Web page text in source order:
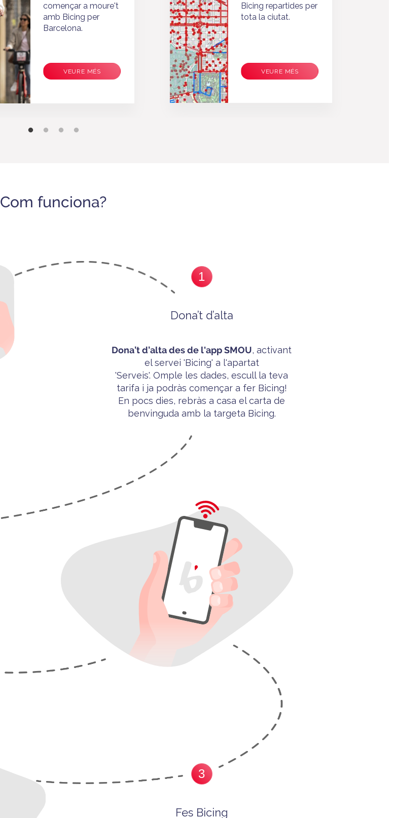
començar a moure't
amb Bicing per
Barcelona.
VEURE MÉS
Bicing repartides per
tota la ciutat.
VEURE MÉS
Com funciona?
1
Dona’t d’alta
Dona’td’alta des de l'app SMOU, activant
el servei 'Bicing' a l'apartat
'Serveis'. Omple les dades, escull la teva
tarifa i ja podràs començar a fer Bicing!
En pocs dies, rebràs a casa el carta de
benvinguda amb la targeta Bicing.
3
Fes Bicing